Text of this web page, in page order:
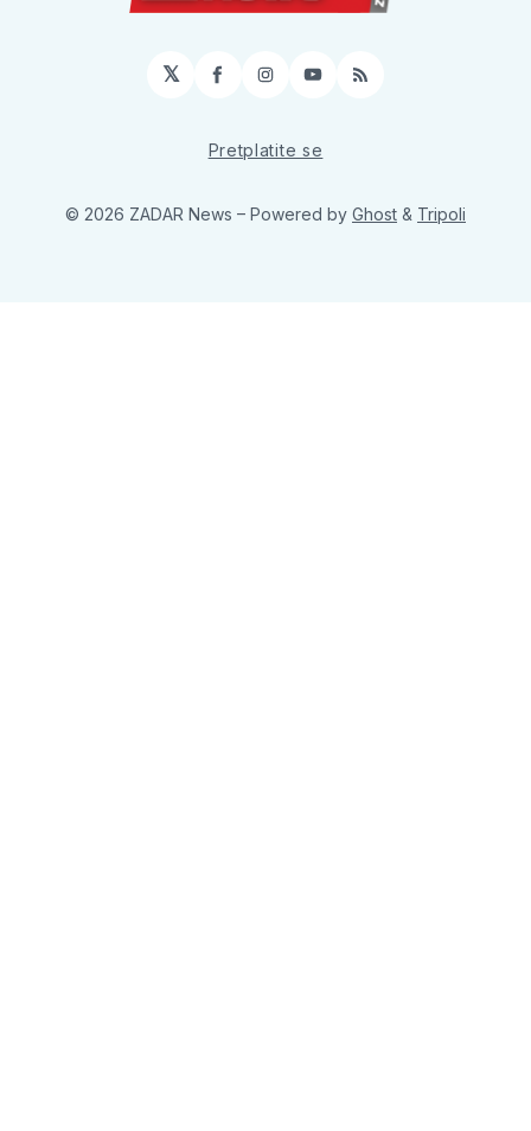
𝕏 Facebook
Instagram
YouTube
RSS
Pretplatite se
© 2026 ZADAR News – Powered by Ghost & Tripoli